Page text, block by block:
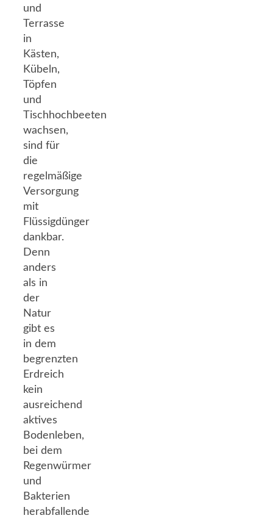
und
Terrasse
in
Kästen,
Kübeln,
Töpfen
und
Tischhochbeeten
wachsen,
sind für
die
regelmäßige
Versorgung
mit
Flüssigdünger
dankbar.
Denn
anders
als in
der
Natur
gibt es
in dem
begrenzten
Erdreich
kein
ausreichend
aktives
Bodenleben,
bei dem
Regenwürmer
und
Bakterien
herabfallende